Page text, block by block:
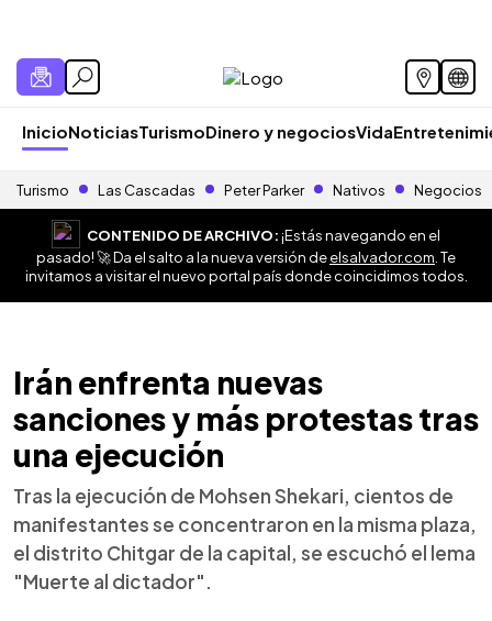
InicioNoticiasTurismoDinero y negociosVida
Turismo Las Cascadas Peter Parker Nativos Negocios
CONTENIDO DE ARCHIVO:¡Estás navegando en el
pasado! 🚀 Da el salto a la nueva versión deelsalvador.com . Te
invitamos a visitar el nuevo portal país donde coincidimos todos.
Irán enfrenta nuevas
sanciones y más protestas tras
una ejecución
Tras la ejecución de Mohsen Shekari, cientos de
manifestantes se concentraron en la misma plaza,
el distrito Chitgar de la capital, se escuchó el lema
"Muerte al dictador".